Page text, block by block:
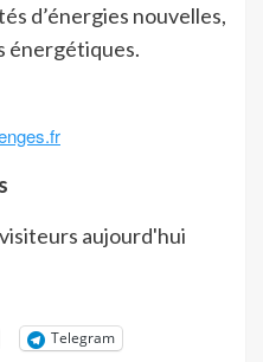
d’énergies nouvelles,
énergétiques.
aujourd'hui
Telegram